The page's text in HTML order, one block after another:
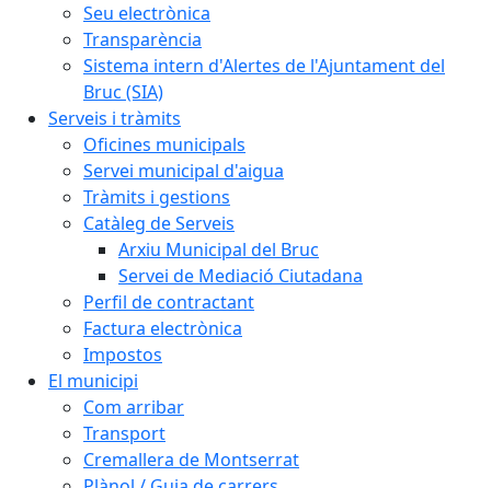
Seu electrònica
Transparència
Sistema intern d'Alertes de l'Ajuntament del
Bruc (SIA)
Serveis i tràmits
Oficines municipals
Servei municipal d'aigua
Tràmits i gestions
Catàleg de Serveis
Arxiu Municipal del Bruc
Servei de Mediació Ciutadana
Perfil de contractant
Factura electrònica
Impostos
El municipi
Com arribar
Transport
Cremallera de Montserrat